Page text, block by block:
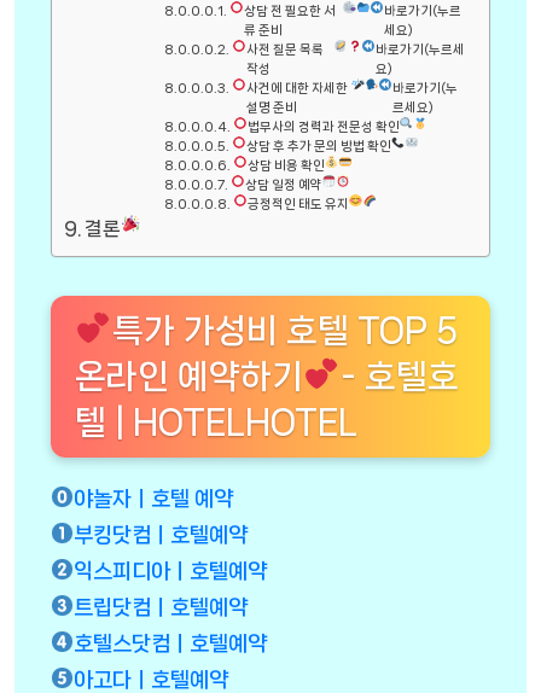
상담 전 필요한 서
류 준비
바로가기(누르
세요)
사전 질문 목록
작성
바로가기(누르세
요)
사건에 대한 자세한
설명 준비
바로가기(누
르세요)
법무사의 경력과 전문성 확인
상담 후 추가 문의 방법 확인
상담 비용 확인
상담 일정 예약
긍정적인 태도 유지
결론
특가 가성비 호텔 TOP 5
온라인 예약하기
- 호텔호
텔 | HOTELHOTEL
야놀자ㅣ호텔 예약
부킹닷컴ㅣ호텔예약
익스피디아ㅣ호텔예약
트립닷컴ㅣ호텔예약
호텔스닷컴ㅣ호텔예약
아고다ㅣ호텔예약